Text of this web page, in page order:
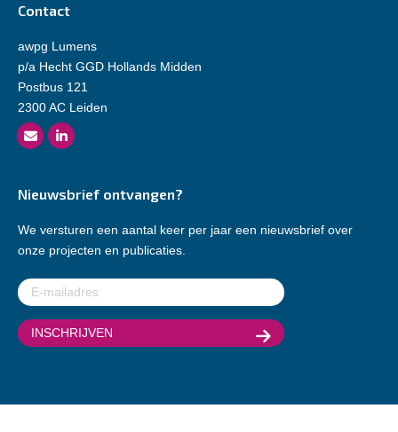
Contact
awpg Lumens
p/a Hecht GGD Hollands Midden
Postbus 121
2300 AC Leiden
Nieuwsbrief ontvangen?
We versturen een aantal keer per jaar een nieuwsbrief over
onze projecten en publicaties.
E-
mailadres(Vereist)